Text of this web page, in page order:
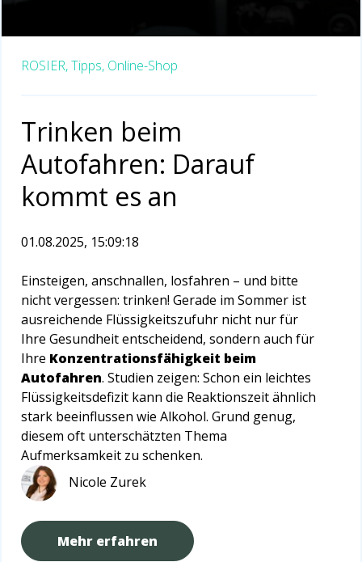
ROSIER,Tipps, Online-Shop
Trinken beim
Autofahren: Darauf
kommt es an
01.08.2025, 15:09:18
Einsteigen, anschnallen, losfahren – und bitte
nicht vergessen: trinken! Gerade im Sommer ist
ausreichende Flüssigkeitszufuhr nicht nur für
Ihre Gesundheit entscheidend, sondern auch für
Ihre Konzentrationsfähigkeit beim
Autofahren. Studien zeigen: Schon ein leichtes
Flüssigkeitsdefizit kann die Reaktionszeit ähnlich
stark beeinflussen wie Alkohol. Grund genug,
diesem oft unterschätzten Thema
Aufmerksamkeit zu schenken.
Nicole Zurek
Mehr erfahren